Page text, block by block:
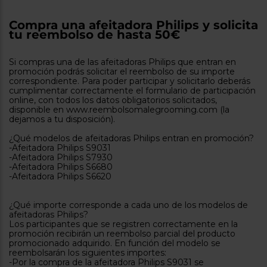
y
con
plazo
de
entrega
¿Por
qué
te
pedimos
tu
código
postal?
Productos
con
entrega
en24
horasy/o
los más
cercanos
Compra una afeitadora Philips y solicita
tu reembolso de hasta 50€
Si compras una de las afeitadoras Philips que entran en
promoción podrás solicitar el reembolso de su importe
correspondiente. Para poder participar y solicitarlo deberás
cumplimentar correctamente el formulario de participación
online, con todos los datos obligatorios solicitados,
disponible en www.reembolsomalegrooming.com (la
dejamos a tu disposición).
¿Qué modelos de afeitadoras Philips entran en promoción?
-Afeitadora Philips S9031
-Afeitadora Philips S7930
-Afeitadora Philips S6680
-Afeitadora Philips S6620
¿Qué importe corresponde a cada uno de los modelos de
afeitadoras Philips?
Los participantes que se registren correctamente en la
promoción recibirán un reembolso parcial del producto
promocionado adquirido. En función del modelo se
reembolsarán los siguientes importes:
-Por la compra de la afeitadora Philips S9031 se